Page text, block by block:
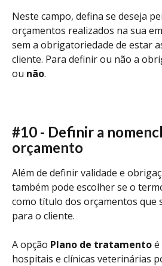
Neste campo, defina se deseja
orçamentos realizados na sua
sem a obrigatoriedade de estar
cliente. Para definir ou não a
ou não.
#10 - Definir a
orçamento
Além de definir validade e
também pode escolher se o
como título dos orçamentos que
para o cliente.
A opção Plano de tratamento é
hospitais e clínicas veterinárias